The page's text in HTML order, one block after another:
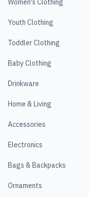
Women's Clothing
Youth Clothing
Toddler Clothing
Baby Clothing
Drinkware
Home & Living
Accessories
Electronics
Bags & Backpacks
Ornaments